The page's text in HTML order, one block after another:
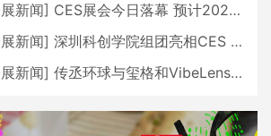
新闻] CES展会今日落幕 预计2026行业收入将超五千亿美元
新闻] 深圳科创学院组团亮相CES 广受好评
新闻] 传丞环球与玺格和VibeLens共同推出全新耳机